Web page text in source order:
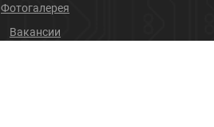
Фотогалерея
Вакансии